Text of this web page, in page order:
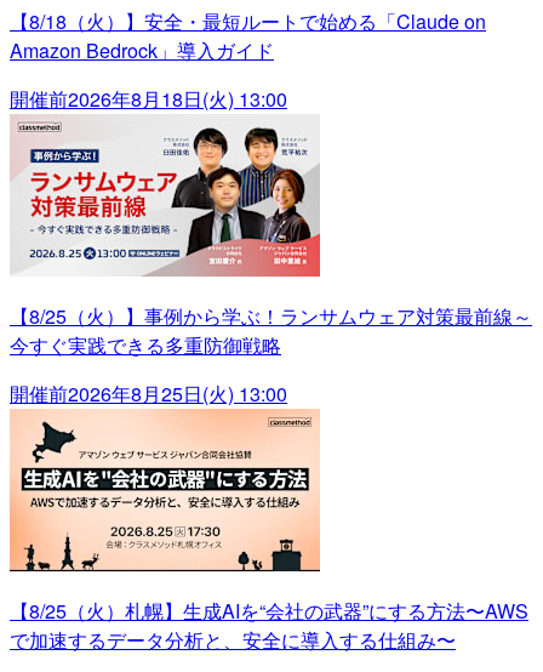
【8/18（火）】安全・最短ルートで始める「Claude on
Amazon Bedrock」導入ガイド
開催前2026年8月18日(火) 13:00
【8/25（火）】事例から学ぶ！ランサムウェア対策最前線～
今すぐ実践できる多重防御戦略
開催前2026年8月25日(火) 13:00
【8/25（火）札幌】生成AIを“会社の武器”にする方法〜AWS
で加速するデータ分析と、安全に導入する仕組み〜